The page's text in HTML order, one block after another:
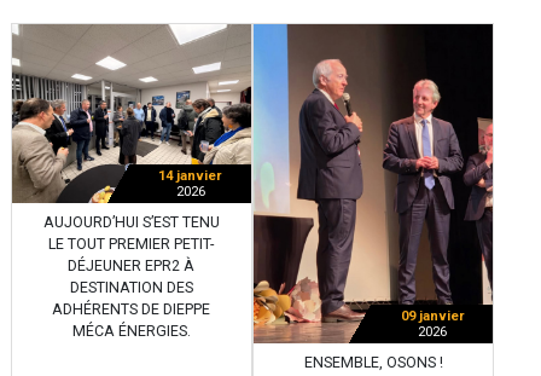
14 janvier
2026
AUJOURD’HUI S’EST TENU
LE TOUT PREMIER PETIT-
DÉJEUNER EPR2 À
DESTINATION DES
ADHÉRENTS DE DIEPPE
MÉCA ÉNERGIES.
09 janvier
2026
ENSEMBLE, OSONS !